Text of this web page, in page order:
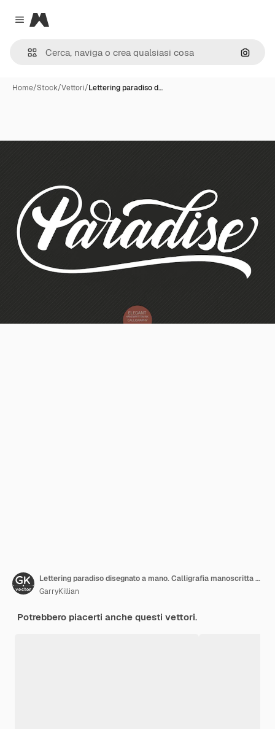
Close menu
Magnific
Cerca
Home/Stock/Vettori/Lettering paradiso d…
Lettering paradiso disegnato a mano. Calligrafia manoscritta moderna elegante.
GarryKillian
Potrebbero piacerti anche questi vettori.